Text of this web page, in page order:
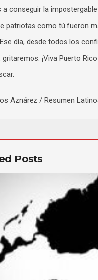
a conseguir la impostergable
patriotas como tú fueron
día, desde todos los
gritaremos: ¡Viva Puerto
Aznárez / Resumen
Posts